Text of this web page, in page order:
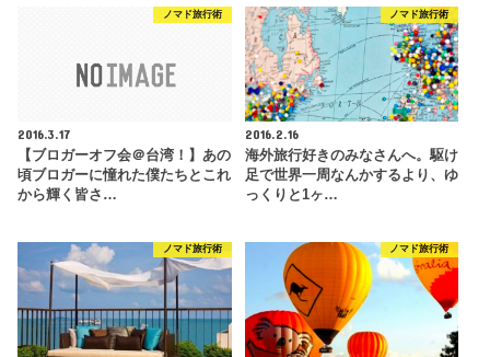
ノマド旅行術
2016.3.17
【ブロガーオフ会＠台湾！】あの
頃ブロガーに憧れた僕たちとこれ
から輝く皆さ…
ノマド旅行術
2016.2.16
海外旅行好きのみなさんへ。駆け
足で世界一周なんかするより、ゆ
っくりと1ヶ…
ノマド旅行術 ノマド旅行術